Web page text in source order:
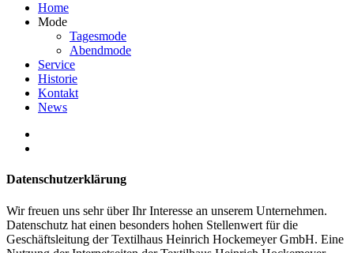
Home
Mode
Tagesmode
Abendmode
Service
Historie
Kontakt
News
Datenschutzerklärung
Wir freuen uns sehr über Ihr Interesse an unserem Unternehmen.
Datenschutz hat einen besonders hohen Stellenwert für die
Geschäftsleitung der Textilhaus Heinrich Hockemeyer GmbH. Eine